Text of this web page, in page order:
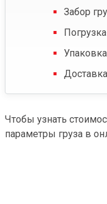
Забор
Упаковка
Чтобы узнать
параметры груза в